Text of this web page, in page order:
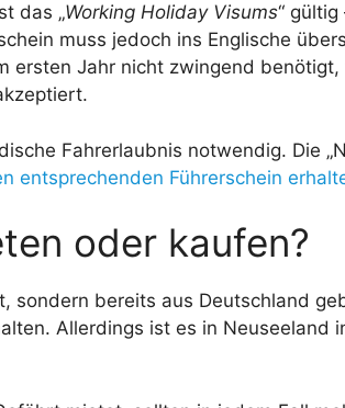
das „Working Holiday Visums“
muss jedoch ins Englische
ersten Jahr nicht zwingend
Fahrerlaubnis notwendig. Die
entsprechenden Führerschein
oder kaufen?
sondern bereits aus Deutschland
Allerdings ist es in Neuseeland